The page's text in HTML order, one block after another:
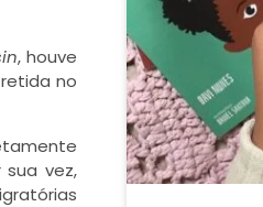
, houve
no
vez,